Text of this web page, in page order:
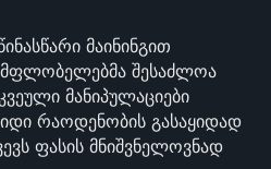
მაინინგით
მფლობელებმა შესაძლოა
მანიპულაციები
რაოდენობის გასაყიდად
ფასის მნიშვნელოვნად